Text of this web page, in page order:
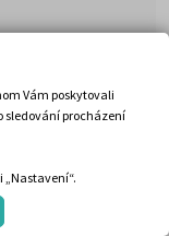
studenty
česky, takže si hned
si v překládání
Vám poskytovali
sledování procházení